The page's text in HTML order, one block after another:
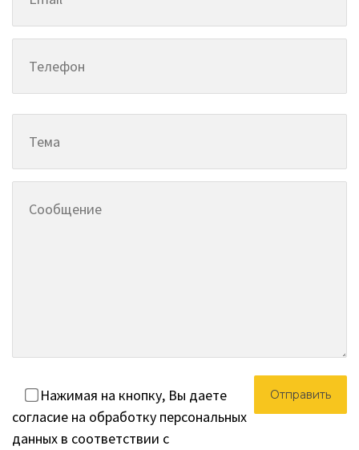
Нажимая на кнопку, Вы даете
согласие на обработку персональных
данных в соответствии с